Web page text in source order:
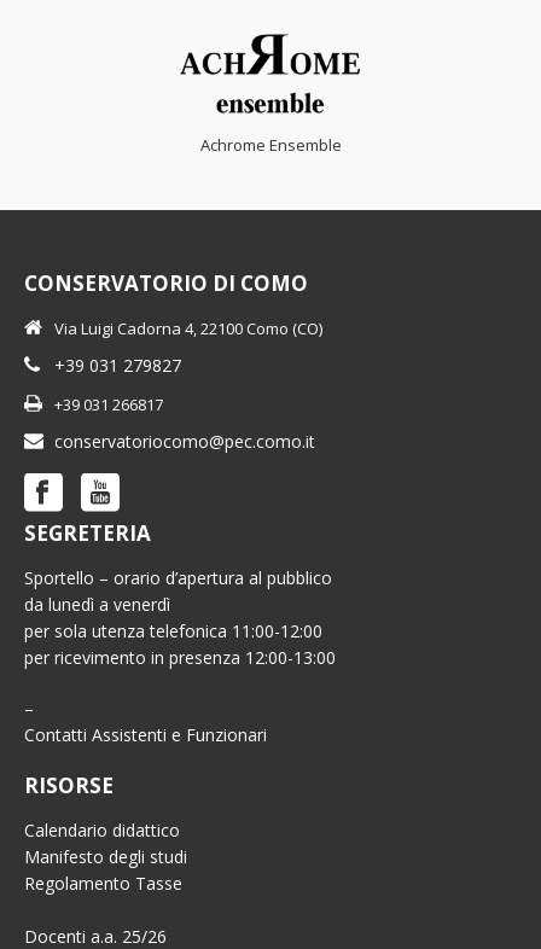
Achrome Ensemble
CONSERVATORIO DI COMO
Via Luigi Cadorna 4, 22100 Como (CO)
+39 031 279827
+39 031 266817
conservatoriocomo@pec.como.it
SEGRETERIA
Sportello – orario d’apertura al pubblico
da lunedì a venerdì
per sola utenza telefonica 11:00-12:00
per ricevimento in presenza 12:00-13:00
–
Contatti Assistenti e Funzionari
RISORSE
Calendario didattico
Manifesto degli studi
Regolamento Tasse
Docenti a.a. 25/26